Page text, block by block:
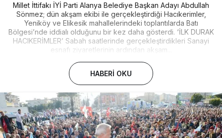
Millet İttifakı İYİ Parti Alanya Belediye Başkan Adayı Abdullah
Sönmez; dün akşam ekibi ile gerçekleştirdiği Hacıkerimler,
Yeniköy ve Elikesik mahallelerindeki toplantılarda Batı
Bölgesi’nde iddialı olduğunu bir kez daha gösterdi. ‘İLK DURAK
HACIKERİMLER’ Sabah saatlerinde gerçekleştirdikleri Sanayi
esnafı ziyaretlerinin ardından akşam...
HABERI OKU